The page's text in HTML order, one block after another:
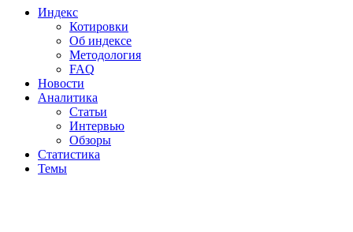
Индекс
Котировки
Об индексе
Методология
FAQ
Новости
Аналитика
Статьи
Интервью
Обзоры
Статистика
Темы